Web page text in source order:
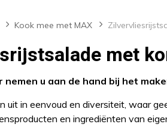
Kook mee met MAX
met
nemen u aan de hand bij het
uit in eenvoud en diversiteit, waar
en ingrediënten van